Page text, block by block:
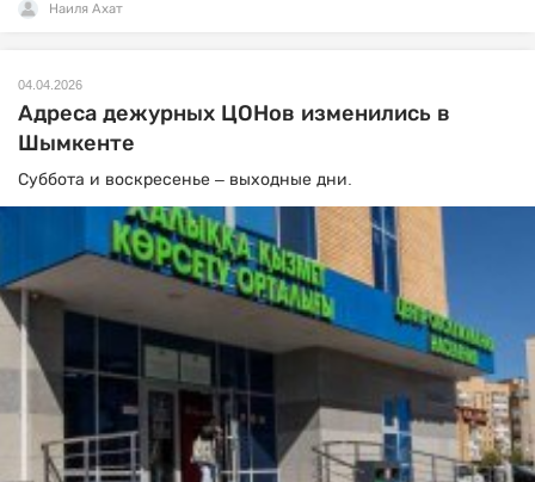
Наиля Ахат
04.04.2026
Адреса дежурных ЦОНов изменились в
Шымкенте
Суббота и воскресенье – выходные дни.